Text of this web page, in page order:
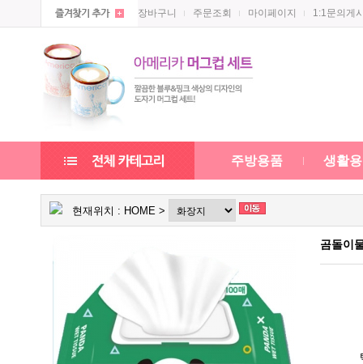
장바구니 주문조회 마이페이지 1:1문의게
주방용품 생활
현재위치 : HOME >
곰돌이